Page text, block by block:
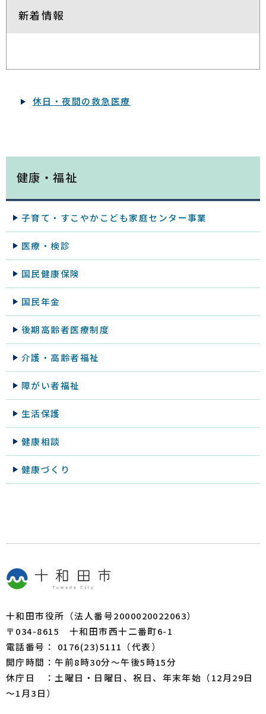
新着情報
休日・夜間の救急医療
健康・福祉
子育て・すこやかこども家庭センター事業
医療・検診
国民健康保険
国民年金
後期高齢者医療制度
介護・高齢者福祉
障がい者福祉
生活保護
健康相談
健康づくり
十和田市役所（法人番号2000020022063）
〒034-8615 十和田市西十二番町6-1
電話番号： 0176(23)5111（代表）
開庁時間：午前8時30分～午後5時15分
休庁日 ：土曜日・日曜日、祝日、年末年始（12月29日
～1月3日）